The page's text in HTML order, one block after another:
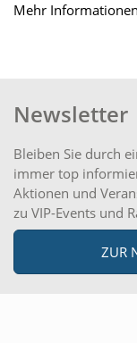
Mehr
Newsletter
Bleiben Sie durch
immer top
Aktionen und
zu VIP-Events und
ZUR